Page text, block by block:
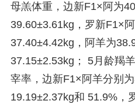
母羔体重，边新F1×阿为
39.60±3.61kg，罗新F1×
37.40±4.42kg，阿羊为
37.15±2.53kg； 5月龄羯
宰率，边新F1×阿羊分别为
19.19±2.37kg和 51.9%，